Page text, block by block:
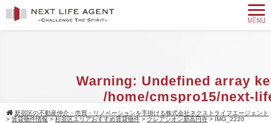
Warning: Undefined array
/home/cmspro15/next-
agent.com/public_html/
新宿区の不動産仲介・売買・リノベーションを手掛ける株式会社ネクストライフエージェント
> 賃貸物件情報 > 杉並区エリアおすすめ賃貸物件 > クレアシオン新高円寺 > IMG_2220